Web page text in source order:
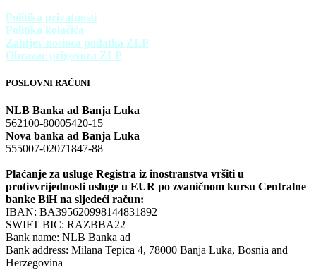
Politika privatnosti
Politika kolačića
Zahtjev nosioca podatka ZLP
Obrazac prigovora ZLP
POSLOVNI RAČUNI
NLB Banka ad Banja Luka
562100-80005420-15
Nova banka ad Banja Luka
555007-02071847-88
Plaćanje za usluge Registra iz inostranstva vršiti u
protivvrijednosti usluge u EUR po zvaničnom kursu Centralne
banke BiH na sljedeći račun:
IBAN: BA395620998144831892
SWIFT BIC: RAZBBA22
Bank name: NLB Banka ad
Bank address: Milana Tepica 4, 78000 Banja Luka, Bosnia and
Herzegovina